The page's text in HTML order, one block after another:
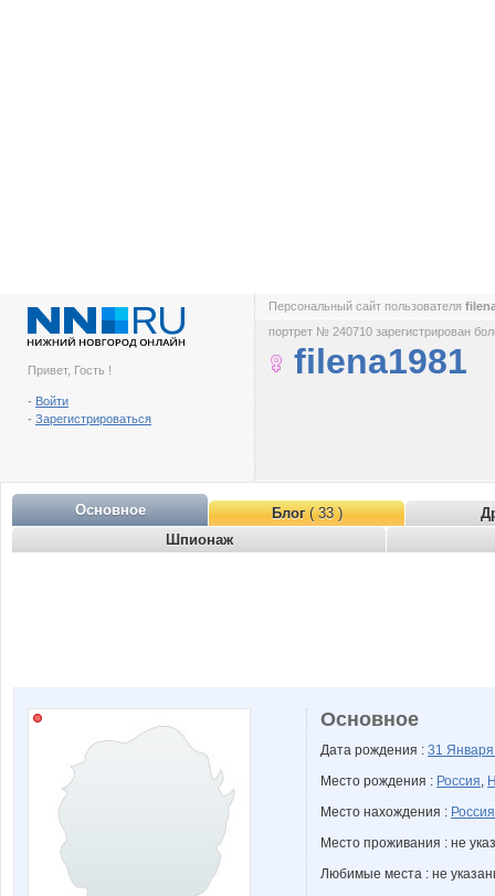
Привет, Гость !
- Войти
- Зарегистрироваться
Персональный сайт пользователя
портрет № 240710 зарегистрирован
filena1981
Основное Блог( 33 )
Шпионаж
Основное
Дата рождения : 31
Место рождения : Россия,
Место нахождения : Россия
Место проживания : не
Любимые места : не